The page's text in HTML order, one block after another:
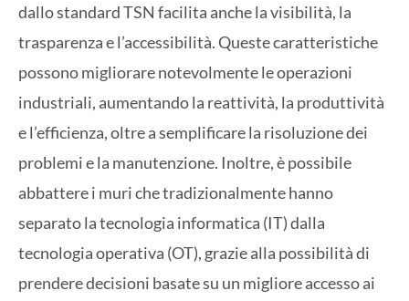
dallo standard TSN facilita anche la visibilità, la
trasparenza e l’accessibilità. Queste caratteristiche
possono migliorare notevolmente le operazioni
industriali, aumentando la reattività, la produttività
e l’efficienza, oltre a semplificare la risoluzione dei
problemi e la manutenzione. Inoltre, è possibile
abbattere i muri che tradizionalmente hanno
separato la tecnologia informatica (IT) dalla
tecnologia operativa (OT), grazie alla possibilità di
prendere decisioni basate su un migliore accesso ai